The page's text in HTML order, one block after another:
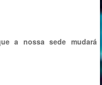
a nossa sede mudará